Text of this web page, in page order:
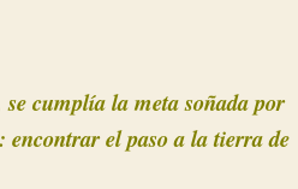
se cumplía lameta soñada por
encontrar el paso a la tierra de